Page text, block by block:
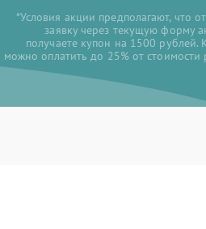
*Условия акции предполагают, что
заявку через текущую форму
получаете купон на 1500 рублей.
можно оплатить до 25% от стоимости